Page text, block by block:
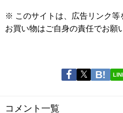
※ このサイトは、広告リンク等
お買い物はご自身の責任でお願
コメント一覧